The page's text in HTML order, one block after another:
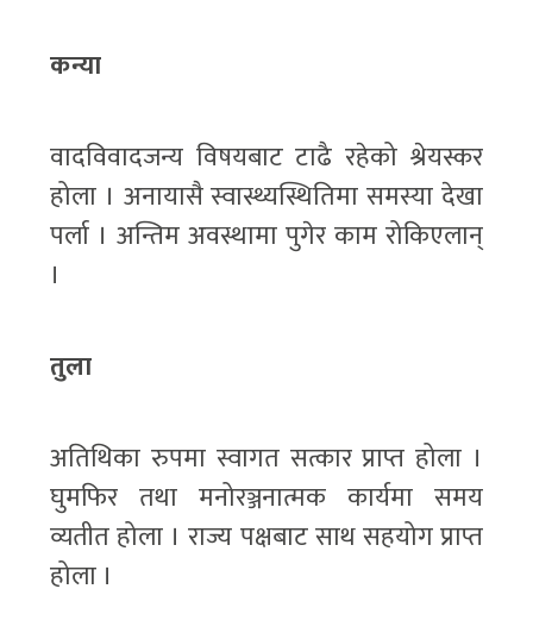
कन्या
वादविवादजन्य विषयबाट टाढै रहेको श्रेयस्कर
होला । अनायासै स्वास्थ्यस्थितिमा समस्या देखा
पर्ला । अन्तिम अवस्थामा पुगेर काम रोकिएलान्
।
तुला
अतिथिका रुपमा स्वागत सत्कार प्राप्त होला ।
घुमफिर तथा मनोरञ्जनात्मक कार्यमा समय
व्यतीत होला । राज्य पक्षबाट साथ सहयोग प्राप्त
होला ।